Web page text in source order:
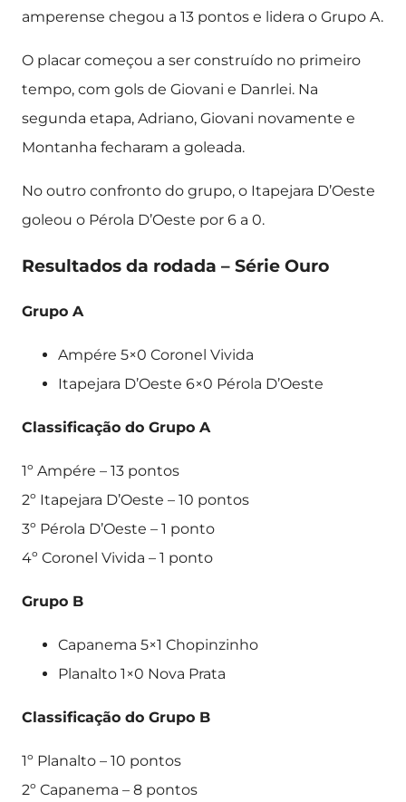
amperense chegou a 13 pontos e lidera o Grupo A.
O placar começou a ser construído no primeiro
tempo, com gols de Giovani e Danrlei. Na
segunda etapa, Adriano, Giovani novamente e
Montanha fecharam a goleada.
No outro confronto do grupo, o Itapejara D’Oeste
goleou o Pérola D’Oeste por 6 a 0.
Resultados da rodada – Série Ouro
Grupo A
Ampére 5×0 Coronel Vivida
Itapejara D’Oeste 6×0 Pérola D’Oeste
Classificação do Grupo A
1º Ampére – 13 pontos
2º Itapejara D’Oeste – 10 pontos
3º Pérola D’Oeste – 1 ponto
4º Coronel Vivida – 1 ponto
Grupo B
Capanema 5×1 Chopinzinho
Planalto 1×0 Nova Prata
Classificação do Grupo B
1º Planalto – 10 pontos
2º Capanema – 8 pontos